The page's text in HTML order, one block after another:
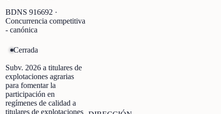
BDNS 916692 ·
Concurrencia competitiva
- canónica
Cerrada
Subv. 2026 a titulares de
explotaciones agrarias
para fomentar la
participación en
regímenes de calidad a
titulares de explotaciones